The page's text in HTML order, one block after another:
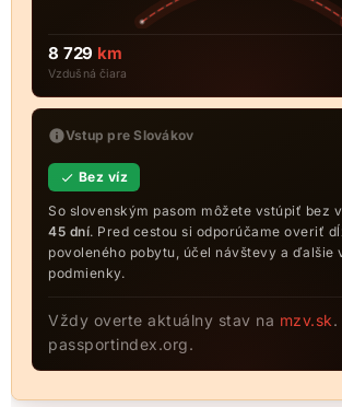
8 729 km
Vzdušná čiara
Vstup pre Slovákov
Bez víz
So slovenským pasom môžete vstúpiť bez
45 dní. Pred cestou si odporúčame overiť
povoleného pobytu, účel návštevy a ďalšie
podmienky.
Vždy overte aktuálny stav na mzv.sk.
passportindex.org.